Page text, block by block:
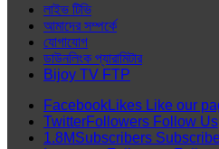
লাইভ টিভি
আমাদের সম্পর্কে
যোগাযোগ
ডাউনলিংক প্যারামিটার
Bijoy TV FTP
FacebookLikes Like our
TwitterFollowers Follow Us
1.8MSubscribers